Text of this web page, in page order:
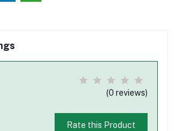
(0 reviews)
Rate this Product